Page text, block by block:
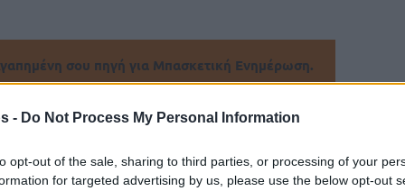
- Do Not Process My Personal Information
opt-out of the sale, sharing to third parties, or processing of your
for targeted advertising by us, please use the below opt-out
σου πηγή για Μπασκετική Ενημέρωση.
την απόκτηση του Αμερικανού σέντερ